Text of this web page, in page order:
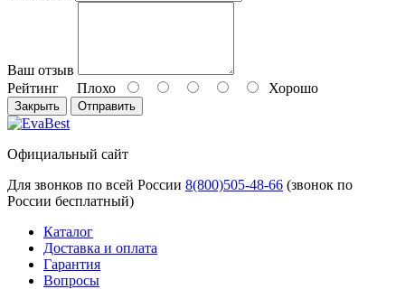
Ваш отзыв
Рейтинг Плохо Хорошо
Закрыть Отправить
Официальный сайт
Для звонков по всей России 8(800)505-48-66 (звонок по
России бесплатный)
Каталог
Доставка и оплата
Гарантия
Вопросы